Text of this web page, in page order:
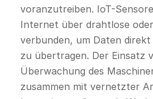
voranzutreiben. IoT-
Internet über drahtlose
verbunden, um Daten
zu übertragen. Der Einsatz
Überwachung des
zusammen mit vernetzter